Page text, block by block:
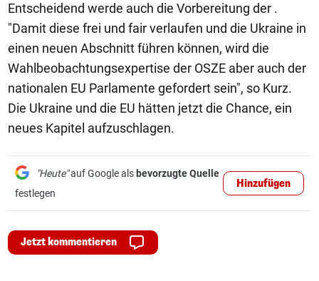
Entscheidend werde auch die Vorbereitung der .
"Damit diese frei und fair verlaufen und die Ukraine in
einen neuen Abschnitt führen können, wird die
Wahlbeobachtungsexpertise der OSZE aber auch der
nationalen EU Parlamente gefordert sein", so Kurz.
Die Ukraine und die EU hätten jetzt die Chance, ein
neues Kapitel aufzuschlagen.
"Heute"auf Google als bevorzugte Quelle
festlegen
Hinzufügen
Jetzt kommentieren